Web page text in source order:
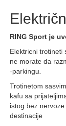
RING Sport je
Elektricni trotineti
ne morate da
-parkingu.
Trotinetom
kafu sa
istog bez
destinacije